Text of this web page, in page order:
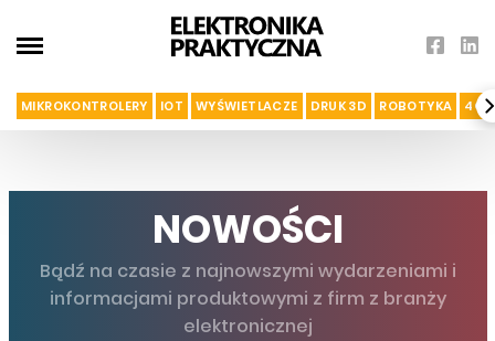
MIKROKONTROLERY IOT WYŚWIETLACZE DRUK 3D ROBOTYKA 4G I
NOWOŚCI
Bądź na czasie z najnowszymi wydarzeniami i
informacjami produktowymi z firm z branży
elektronicznej